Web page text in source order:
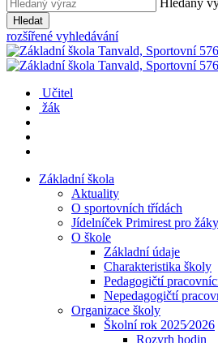
Hledaný
Hledat
rozšířené vyhledávání
Učitel
žák
Základní škola
Aktuality
O sportovních třídách
Jídelníček Primirest pro žáky
O škole
Základní údaje
Charakteristika školy
Pedagogičtí
Nepedagogičtí
Organizace školy
Školní rok 2025⁄2026
Rozvrh hodin